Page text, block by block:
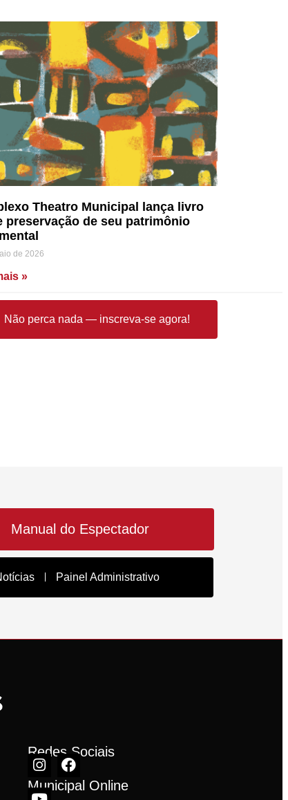
Theatro Municipal lança livro
preservação de seu patrimônio
de 2026
»
Não perca nada — inscreva-se agora!
Manual do Espectador
Painel Administrativo
Redes Sociais
Municipal Online